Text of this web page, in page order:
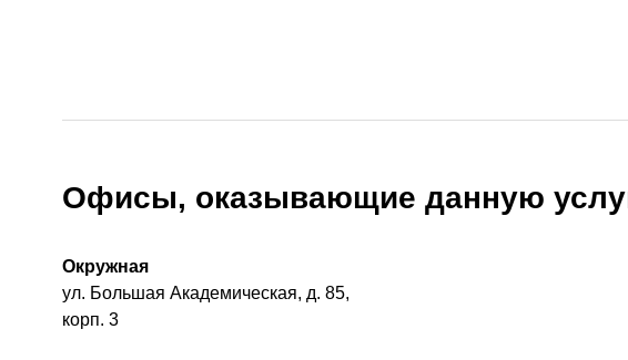
Офисы, оказывающие данную
Окружная
ул. Большая Академическая, д. 85,
корп. 3